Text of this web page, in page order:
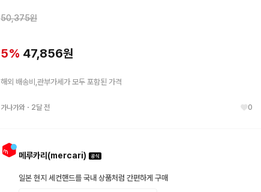
50,375원
5% 47,856원
해외 배송비,관부가세가 모두 포함된 가격
가나가와・ 2달 전 0
메루카리(mercari)
일본 현지 세컨핸드를 국내 상품처럼 간편하게 구매